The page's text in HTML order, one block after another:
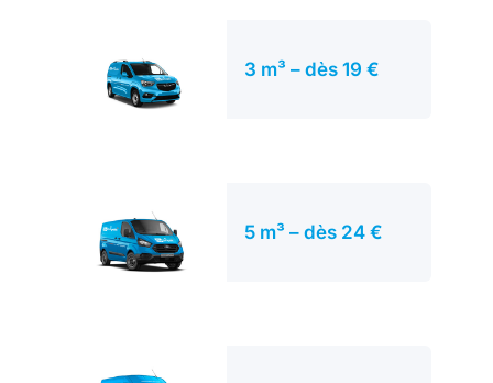
3 m³ – dès 19 €
5 m³ – dès 24 €